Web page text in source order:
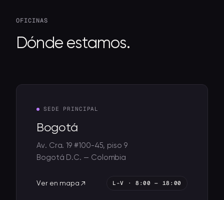
OFICINAS
Dónde estamos.
SEDE PRINCIPAL
Bogotá
Av. Cra. 19 #100-45, piso 9
Bogotá D.C. — Colombia
Ver en mapa L-V · 8:00 — 18:00